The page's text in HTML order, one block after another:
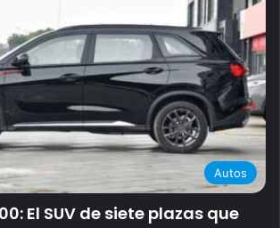
Autos
El SUV de siete plazas que